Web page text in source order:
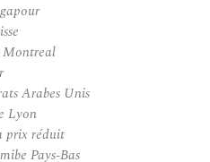
Montreal
Arabes Unis
Lyon
prix réduit
Pays-Bas